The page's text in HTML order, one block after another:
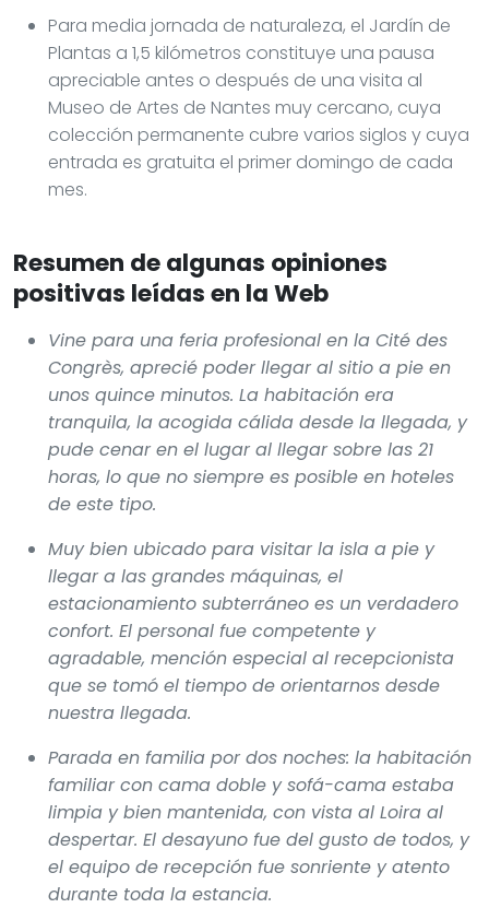
Para media jornada de naturaleza, el Jardín de
Plantas a 1,5 kilómetros constituye una pausa
apreciable antes o después de una visita al
Museo de Artes de Nantes muy cercano, cuya
colección permanente cubre varios siglos y cuya
entrada es gratuita el primer domingo de cada
mes.
Resumen de algunas opiniones
positivas leídas en la Web
Vine para una feria profesional en la Cité des
Congrès, aprecié poder llegar al sitio a pie en
unos quince minutos. La habitación era
tranquila, la acogida cálida desde la llegada, y
pude cenar en el lugar al llegar sobre las 21
horas, lo que no siempre es posible en hoteles
de este tipo.
Muy bien ubicado para visitar la isla a pie y
llegar a las grandes máquinas, el
estacionamiento subterráneo es un verdadero
confort. El personal fue competente y
agradable, mención especial al recepcionista
que se tomó el tiempo de orientarnos desde
nuestra llegada.
Parada en familia por dos noches: la habitación
familiar con cama doble y sofá-cama estaba
limpia y bien mantenida, con vista al Loira al
despertar. El desayuno fue del gusto de todos, y
el equipo de recepción fue sonriente y atento
durante toda la estancia.